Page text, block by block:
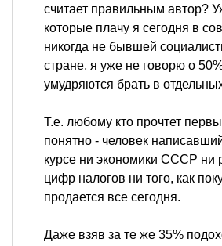
считает правильным автор?
которые плачу я сегодня в
никогда не бывшей
стране, я уже не говорю о
умудряются брать в
Т.е. любому кто прочтет
понятно - человек
курсе ни экономики СССР ни
цифр налогов ни того, как
продается все сегодня.
Даже взяв за те же 35%